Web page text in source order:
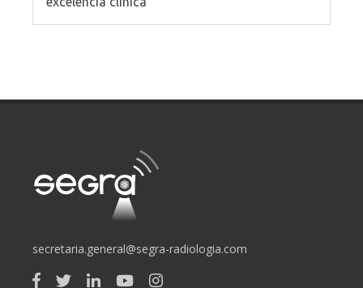
secretaria.general@segra-radiologia.com